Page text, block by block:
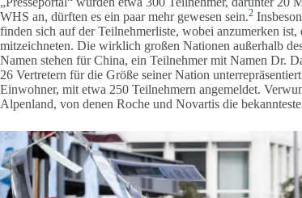
WHS an, dürften es ein paar mehr gewesen sein.2
finden sich auf der Teilnehmerliste, wobei anzumerken
mitzeichneten. Die wirklich großen Nationen außerhalb
Namen stehen für China, ein Teilnehmer mit Namen Dr.
26 Vertretern für die Größe seiner Nation
Einwohner, mit etwa 250 Teilnehmern angemeldet.
Alpenland, von denen Roche und Novartis die